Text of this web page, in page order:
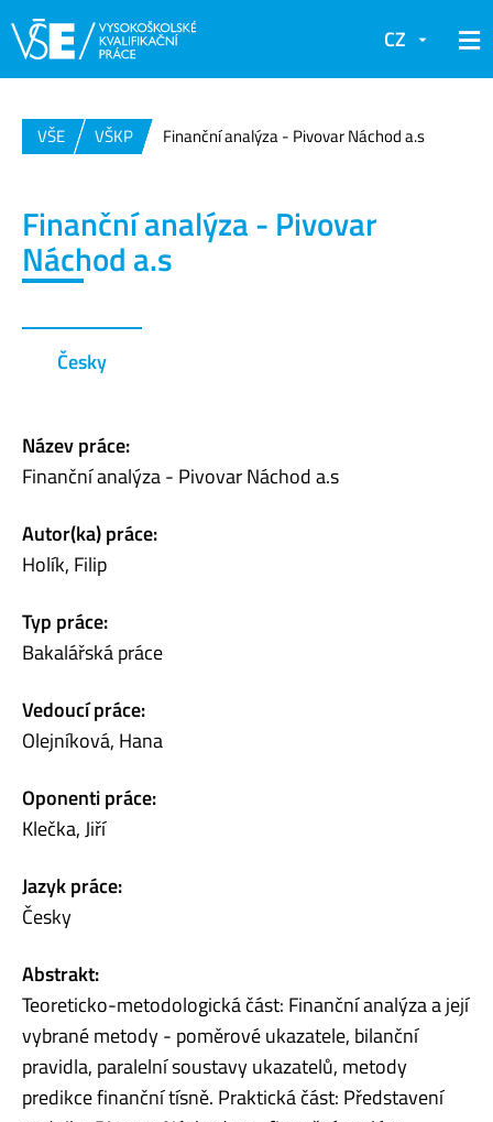
CZ
VŠE VŠKP Finanční analýza - Pivovar Náchod a.s
Finanční analýza - Pivovar
Náchod a.s
Česky
Název práce:
Finanční analýza - Pivovar Náchod a.s
Autor(ka) práce:
Holík, Filip
Typ práce:
Bakalářská práce
Vedoucí práce:
Olejníková, Hana
Oponenti práce:
Klečka, Jiří
Jazyk práce:
Česky
Abstrakt:
Teoreticko-metodologická část: Finanční analýza a její
vybrané metody - poměrové ukazatele, bilanční
pravidla, paralelní soustavy ukazatelů, metody
predikce finanční tísně. Praktická část: Představení